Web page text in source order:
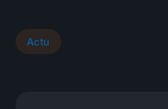
Actu